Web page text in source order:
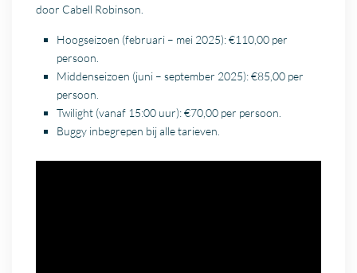
door Cabell Robinson.
Hoogseizoen (februari – mei 2025): €110,00 per
persoon.
Middenseizoen (juni – september 2025): €85,00 per
persoon.
Twilight (vanaf 15:00 uur): €70,00 per persoon.
Buggy inbegrepen bij alle tarieven.